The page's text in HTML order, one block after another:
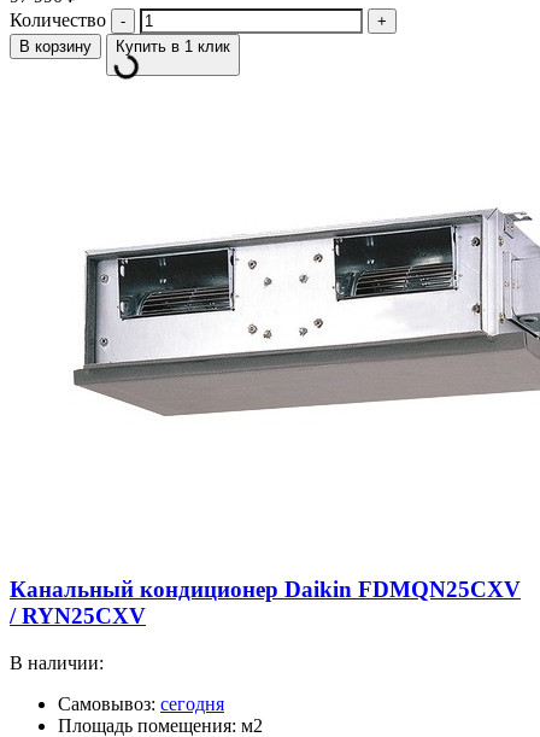
Количество
В корзину Купить в 1 клик
Канальный кондиционер Daikin FDMQN25CXV
/ RYN25CXV
В наличии:
Самовывоз: сегодня
Площадь помещения: м2